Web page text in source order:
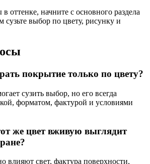
оттенке, начните с основного раздела
сузьте выбор по цвету, рисунку и
покрытие только по цвету?
сузить выбор, но его всегда
форматом, фактурой и условиями
же цвет вживую выглядит
влияют свет, фактура поверхности,